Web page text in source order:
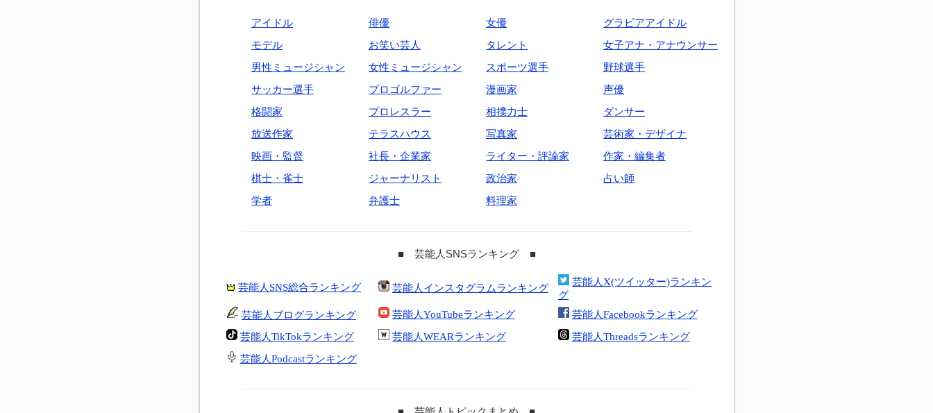
アイドル 俳優 女優
グラビアアイドル
モデル
お笑い芸人 タレント
女子アナ・アナウンサー
男性ミュージシャン
女性ミュージシャン スポーツ選手
野球選手
サッカー選手
プロゴルファー 漫画家
声優
格闘家
プロレスラー 相撲力士
ダンサー
放送作家
テラスハウス 写真家
芸術家・デザイナ
映画・監督
社長・企業家 ライター・評論家
作家・編集者
棋士・雀士
ジャーナリスト 政治家
占い師
学者
弁護士 料理家
■ 芸能人SNSランキング ■
芸能人SNS総合ランキング 芸能人インスタグラムランキング
芸能人X(ツイッター)ランキン
グ
芸能人ブログランキング
芸能人YouTubeランキング
芸能人Facebookランキング
芸能人TikTokランキング
芸能人WEARランキング
芸能人Threadsランキング
芸能人Podcastランキング